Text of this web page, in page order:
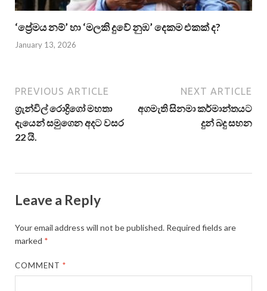
‘ප්‍රේමය නම්’ හා ‘මලකි දුවේ නුඹ’ දෙකම එකක් ද?
January 13, 2026
PREVIOUS ARTICLE
ග්‍රැන්විල් ‍රොද්‍රිගෝ මහතා
දැයෙන් සමුගෙන අදට වසර
22 යි.
NEXT ARTICLE
අගමැති සිනමා කර්මාන්තයට
දුන් බදු සහන
Leave a Reply
Your email address will not be published. Required fields are
marked *
COMMENT*